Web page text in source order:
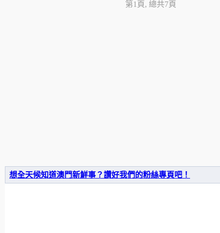
第1頁, 總共7頁
想全天候知道澳門新鮮事？讚好我們的粉絲專頁吧！